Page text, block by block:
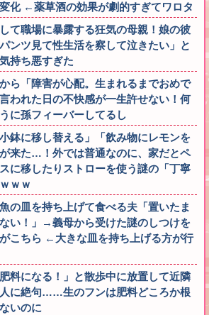
化 ←薬草酒の効果が劇的すぎてワロタ
て職場に暴露する狂気の母親！娘の彼
ンツ見て性生活を察して泣きたい」と
持ち悪すぎた
ら「障害が心配。生まれるまでおめで
われた日の不快感が一生許せない！何
に孫フィーバーしてるし
鉢に移し替える」「飲み物にレモンを
来た…！外では普通なのに、家だとペ
に移したりストローを使う謎の「丁寧
ｗｗ
の皿を持ち上げて食べる夫「置いたま
い！」→義母から受けた謎のしつけを
こちら ←大きな皿を持ち上げる方が行
料になる！」と散歩中に放置して近隣
に絶句……生のフンは肥料どころか根
いのに